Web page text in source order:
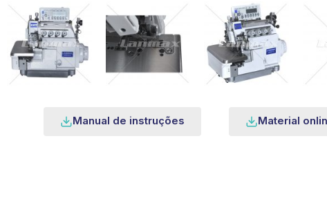
Manual de instruções Material